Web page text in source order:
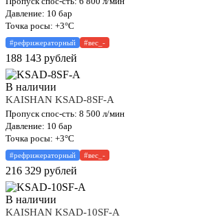
Давление: 10 бар
Точка росы: +3°C
#рефрижераторный #вес_-
188 143 рублей
В наличии
KAISHAN KSAD-8SF-A
Пропуск спос-сть: 8 500 л/мин
Давление: 10 бар
Точка росы: +3°C
#рефрижераторный #вес_-
216 329 рублей
В наличии
KAISHAN KSAD-10SF-A